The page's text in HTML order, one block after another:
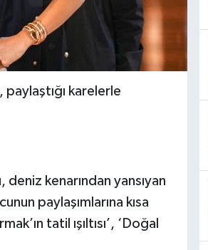
karelerle
kenarından yansıyan
paylaşımlarına kısa
tatil ışıltısı’, ‘Doğal